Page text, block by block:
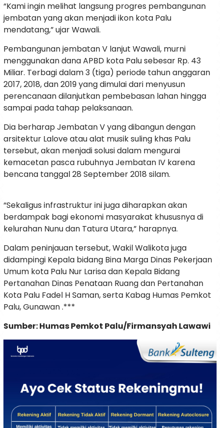
“Kami ingin melihat langsung progres pembangunan
jembatan yang akan menjadi ikon kota Palu
mendatang,” ujar Wawali.
Pembangunan jembatan V lanjut Wawali, murni
menggunakan dana APBD kota Palu sebesar Rp. 43
Miliar. Terbagi dalam 3 (tiga) periode tahun anggaran
2017, 2018, dan 2019 yang dimulai dari menyusun
perencanaan dilanjutkan pembebasan lahan hingga
sampai pada tahap pelaksanaan.
Dia berharap Jembatan V yang dibangun dengan
arsitektur Lalove atau alat musik suling khas Palu
tersebut, akan menjadi solusi dalam mengurai
kemacetan pasca rubuhnya Jembatan IV karena
bencana tanggal 28 September 2018 silam.
“Sekaligus infrastruktur ini juga diharapkan akan
berdampak bagi ekonomi masyarakat khususnya di
kelurahan Nunu dan Tatura Utara,” harapnya.
Dalam peninjauan tersebut, Wakil Walikota juga
didampingi Kepala bidang Bina Marga Dinas Pekerjaan
Umum kota Palu Nur Larisa dan Kepala Bidang
Pertanahan Dinas Penataan Ruang dan Pertanahan
Kota Palu Fadel H Saman, serta Kabag Humas Pemkot
Palu, Gunawan .***
Sumber: Humas Pemkot Palu/Firmansyah Lawawi